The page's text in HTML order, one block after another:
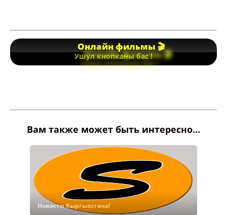
Онлайн фильмы 🎬
Ушул кнопканы бас !
Вам также может быть интересно...
Новости Кыргызстана!